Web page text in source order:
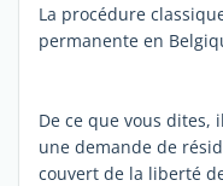
La procédure
permanente en
De ce que vous
une demande de
couvert de la liberté